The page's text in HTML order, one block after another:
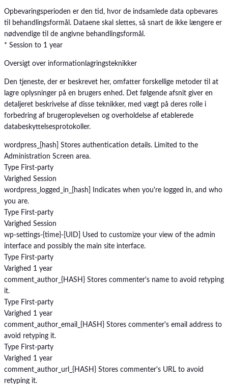
Opbevaringsperioden er den tid, hvor de indsamlede data opbevares
til behandlingsformål. Dataene skal slettes, så snart de ikke længere er
nødvendige til de angivne behandlingsformål.
* Session to 1 year
Oversigt over informationlagringsteknikker
Den tjeneste, der er beskrevet her, omfatter forskellige metoder til at
lagre oplysninger på en brugers enhed. Det følgende afsnit giver en
detaljeret beskrivelse af disse teknikker, med vægt på deres rolle i
forbedring af brugeroplevelsen og overholdelse af etablerede
databeskyttelsesprotokoller.
wordpress_[hash]
Stores authentication details. Limited to the
Administration Screen area.
Type First-party
Varighed Session
wordpress_logged_in_[hash]
Indicates when you're logged in, and who
you are.
Type First-party
Varighed Session
wp-settings-{time}-[UID]
Used to customize your view of the admin
interface and possibly the main site interface.
Type First-party
Varighed 1 year
comment_author_{HASH} Stores commenter's name to avoid retyping
it.
Type First-party
Varighed 1 year
comment_author_email_{HASH} Stores commenter's email address to
avoid retyping it.
Type First-party
Varighed 1 year
comment_author_url_{HASH} Stores commenter's URL to avoid
retyping it.